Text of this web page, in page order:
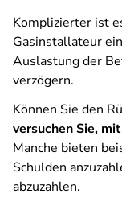
Komplizierter ist
Gasinstallateur
Auslastung der
verzögern.
Können Sie den
versuchen Sie,
Manche bieten
Schulden
abzuzahlen.